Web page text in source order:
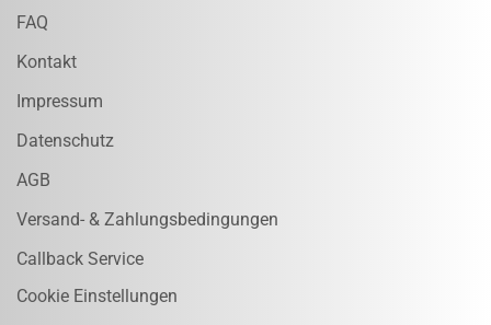
FAQ
Kontakt
Impressum
Datenschutz
AGB
Versand- & Zahlungsbedingungen
Callback Service
Cookie Einstellungen